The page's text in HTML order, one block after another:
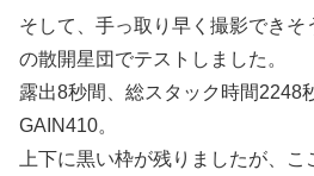
そして、手っ取り早く撮影できそ
の散開星団でテストしました。
露出8秒間、総スタック時間2248
GAIN410。
上下に黒い枠が残りましたが、